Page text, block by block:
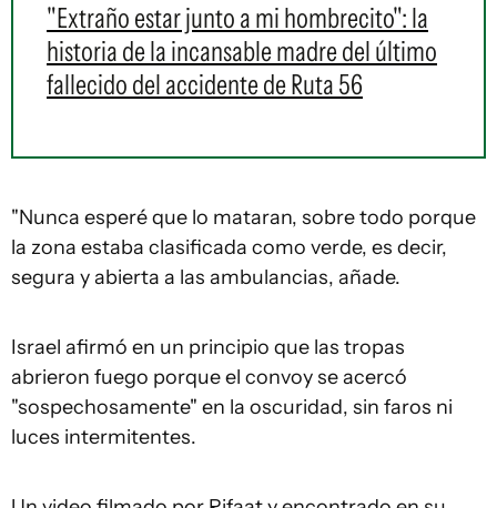
"Extraño estar junto a mi hombrecito": la
historia de la incansable madre del último
fallecido del accidente de Ruta 56
"Nunca esperé que lo mataran, sobre todo porque
la zona estaba clasificada como verde, es decir,
segura y abierta a las ambulancias, añade.
Israel afirmó en un principio que las tropas
abrieron fuego porque el convoy se acercó
"sospechosamente" en la oscuridad, sin faros ni
luces intermitentes.